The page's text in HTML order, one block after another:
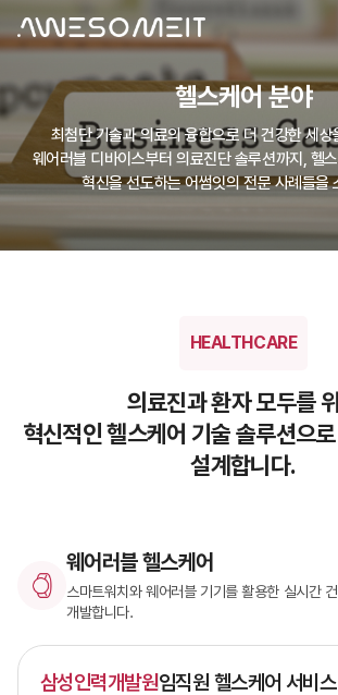
헬스케어 분야
최첨단 기술과 의료의 융합으로 더 건강한 세
웨어러블 디바이스부터 의료진단 솔루션까지, 헬
혁신을 선도하는 어썸잇의 전문 사례들을
HEALTHCARE
의료진과 환자 모두를
혁신적인 헬스케어 기술 솔루션으
설계합니다.
웨어러블 헬스케어
스마트워치와 웨어러블 기기를 활용한 실시간
개발합니다.
삼성인력개발원임직원 헬스케어 서비스